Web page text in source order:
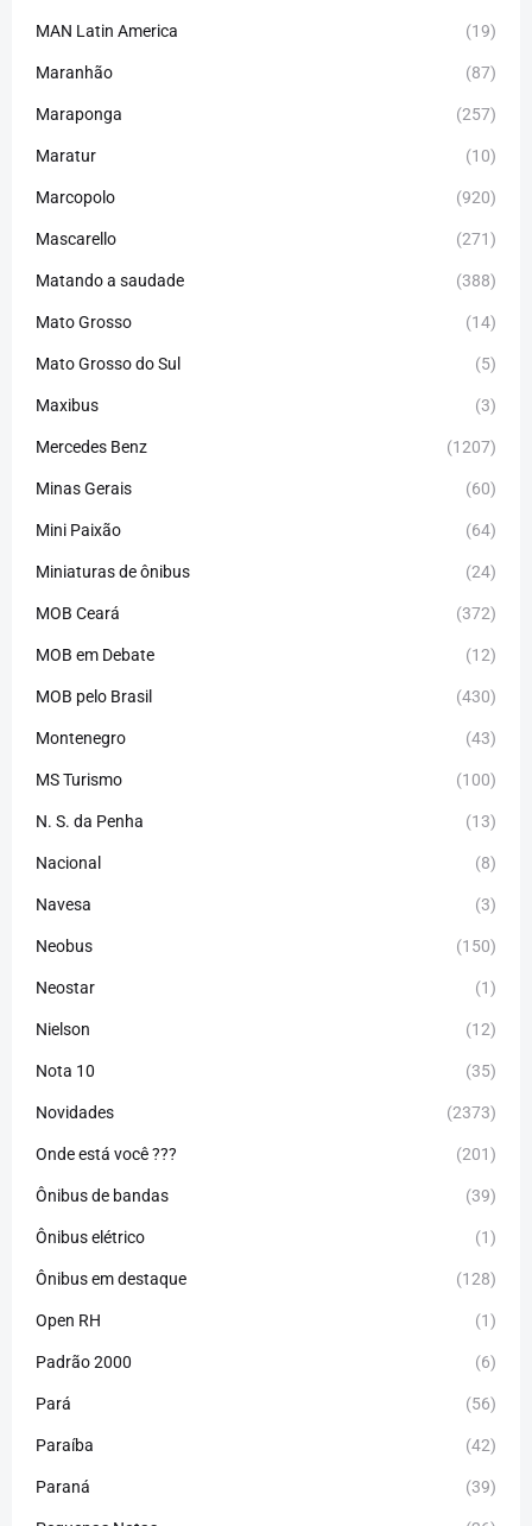
MAN Latin America (19)
Maranhão (87)
Maraponga (257)
Maratur (10)
Marcopolo (920)
Mascarello (271)
Matando a saudade (388)
Mato Grosso (14)
Mato Grosso do Sul (5)
Maxibus (3)
Mercedes Benz (1207)
Minas Gerais (60)
Mini Paixão (64)
Miniaturas de ônibus (24)
MOB Ceará (372)
MOB em Debate (12)
MOB pelo Brasil (430)
Montenegro (43)
MS Turismo (100)
N. S. da Penha (13)
Nacional (8)
Navesa (3)
Neobus (150)
Neostar (1)
Nielson (12)
Nota 10 (35)
Novidades (2373)
Onde está você ??? (201)
Ônibus de bandas (39)
Ônibus elétrico (1)
Ônibus em destaque (128)
Open RH (1)
Padrão 2000 (6)
Pará (56)
Paraíba (42)
Paraná (39)